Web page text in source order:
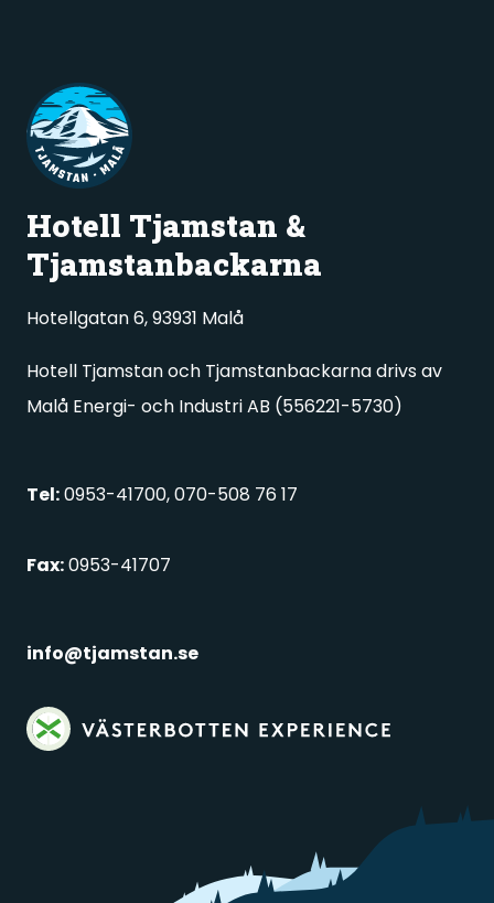
Hotell Tjamstan &
Tjamstanbackarna
Hotellgatan 6, 93931 Malå
Hotell Tjamstan och Tjamstanbackarna drivs av
Malå Energi- och Industri AB (556221-5730)
Tel:0953-41700, 070-508 76 17
Fax:0953-41707
info@tjamstan.se